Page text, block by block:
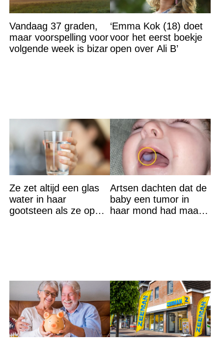
Vandaag 37 graden,
maar voorspelling voor
volgende week is bizar
‘Emma Kok (18) doet
voor het eerst boekje
open over Ali B’
Ze zet altijd een glas
water in haar
gootsteen als ze op
Artsen dachten dat de
baby een tumor in
haar mond had maar